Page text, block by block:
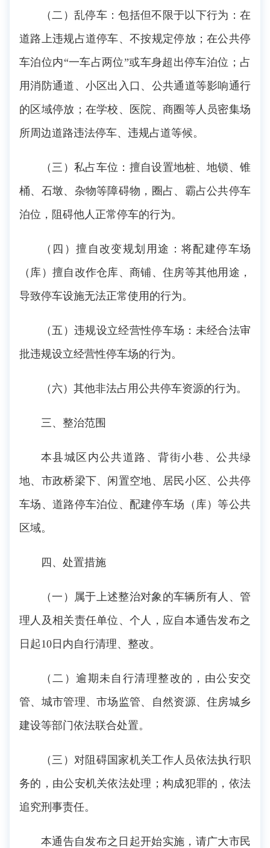
（二）乱停车：包括但不限于以下行为：在
道路上违规占道停车、不按规定停放；在公共停
车泊位内“一车占两位”或车身超出停车泊位；占
用消防通道、小区出入口、公共通道等影响通行
的区域停放；在学校、医院、商圈等人员密集场
所周边道路违法停车、违规占道等候。
（三）私占车位：擅自设置地桩、地锁、锥
桶、石墩、杂物等障碍物，圈占、霸占公共停车
泊位，阻碍他人正常停车的行为。
（四）擅自改变规划用途：将配建停车场
（库）擅自改作仓库、商铺、住房等其他用途，
导致停车设施无法正常使用的行为。
（五）违规设立经营性停车场：未经合法审
批违规设立经营性停车场的行为。
（六）其他非法占用公共停车资源的行为。
三、整治范围
本县城区内公共道路、背街小巷、公共绿
地、市政桥梁下、闲置空地、居民小区、公共停
车场、道路停车泊位、配建停车场（库）等公共
区域。
四、处置措施
（一）属于上述整治对象的车辆所有人、管
理人及相关责任单位、个人，应自本通告发布之
日起10日内自行清理、整改。
（二）逾期未自行清理整改的，由公安交
管、城市管理、市场监管、自然资源、住房城乡
建设等部门依法联合处置。
（三）对阻碍国家机关工作人员依法执行职
务的，由公安机关依法处理；构成犯罪的，依法
追究刑事责任。
本通告自发布之日起开始实施，请广大市民